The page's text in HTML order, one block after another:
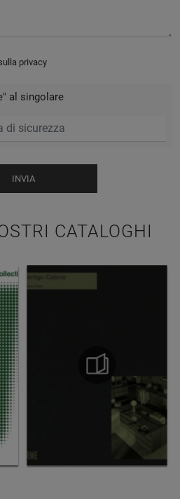
CATALOGHI
privacy
al singolare
INVIA